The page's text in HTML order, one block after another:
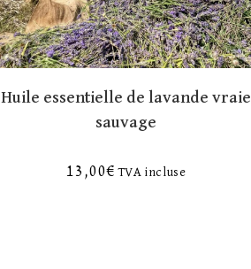
Huile essentielle de lavande vraie
sauvage
13,00€ TVA incluse